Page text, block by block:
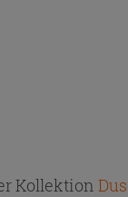
Kollektion